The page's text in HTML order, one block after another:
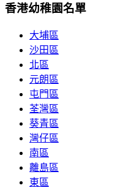
香港幼稚園名單
大埔區
沙田區
北區
元朗區
屯門區
荃灣區
葵青區
灣仔區
南區
離島區
東區